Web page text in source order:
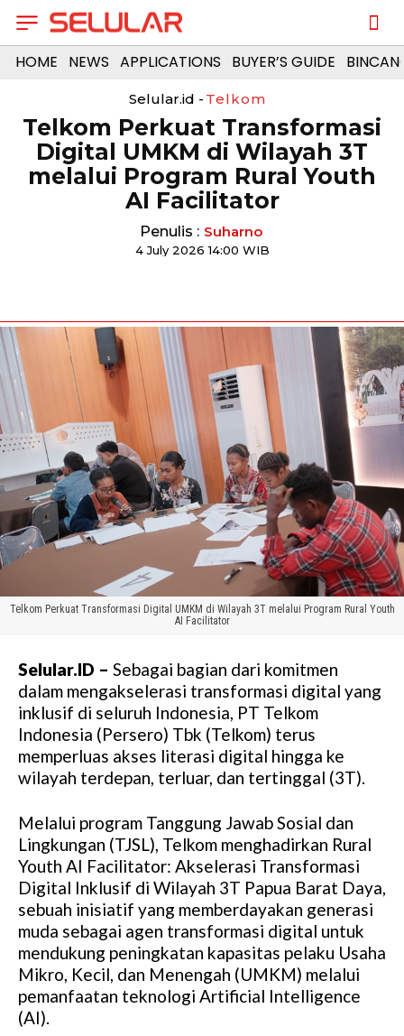
HOME NEWS APPLICATIONS BUYER’S GUIDE
Selular.id - Telkom
Telkom Perkuat Transformasi
Digital UMKM di Wilayah 3T
melalui Program Rural Youth
AI Facilitator
Penulis : Suharno
4 July 2026 14:00 WIB
Telkom Perkuat Transformasi Digital UMKM di Wilayah 3T melalui Program Rural Youth
AI Facilitator
Selular.ID – Sebagai bagian dari komitmen
dalam mengakselerasi transformasi digital yang
inklusif di seluruh Indonesia, PT Telkom
Indonesia (Persero) Tbk (Telkom) terus
memperluas akses literasi digital hingga ke
wilayah terdepan, terluar, dan tertinggal (3T).
Melalui program Tanggung Jawab Sosial dan
Lingkungan (TJSL), Telkom menghadirkan Rural
Youth AI Facilitator: Akselerasi Transformasi
Digital Inklusif di Wilayah 3T Papua Barat Daya,
sebuah inisiatif yang memberdayakan generasi
muda sebagai agen transformasi digital untuk
mendukung peningkatan kapasitas pelaku Usaha
Mikro, Kecil, dan Menengah (UMKM) melalui
pemanfaatan teknologi Artificial Intelligence
(AI).